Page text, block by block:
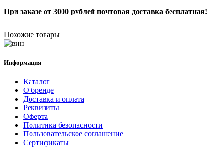
При заказе от 3000 рублей почтовая доставка бесплатная!
Похожие товары
Информация
Каталог
О бренде
Доставка и оплата
Реквизиты
Оферта
Политика безопасности
Пользовательское соглашение
Сертификаты